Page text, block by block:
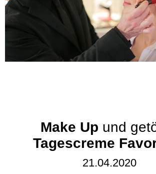
Make Up und
Tagescreme
21.04.2020